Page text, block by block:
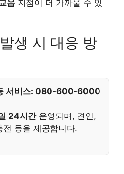
읍 지점이 더 가까울 수 있
생 시 대응 방
서비스: 080-600-6000
24시간운영되며, 견인,
전 등을 제공합니다.